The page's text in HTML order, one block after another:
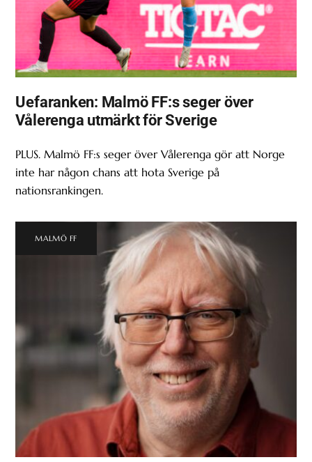
Uefaranken: Malmö FF:s seger över
Vålerenga utmärkt för Sverige
PLUS. Malmö FF:s seger över Vålerenga gör att Norge
inte har någon chans att hota Sverige på
nationsrankingen.
MALMÖ FF